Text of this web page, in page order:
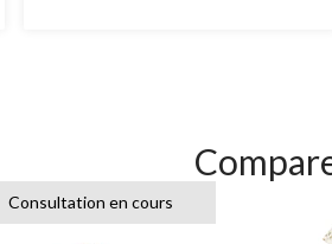
Consultation en cours